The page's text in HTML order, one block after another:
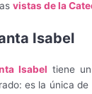
vistas de la
Isabel
Isabel tiene
es la única de